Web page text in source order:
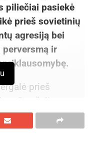
piliečiai pasiekė
prieš sovietinių
agresiją bei
ir
prieš
mūsų šalies
esminis lūžio
ir įtvirtinimo